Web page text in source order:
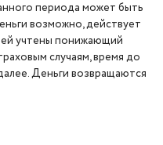
периода может быть
возможно, действует
учтены понижающий
случаям, время до
Деньги возвращаются